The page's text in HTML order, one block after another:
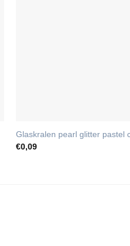
Glaskralen pearl glitter pastel
€0,09